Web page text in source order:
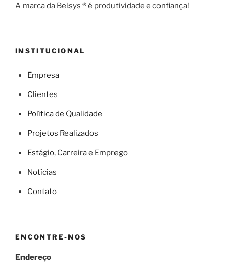
A marca da Belsys ® é produtividade e confiança!
INSTITUCIONAL
Empresa
Clientes
Política de Qualidade
Projetos Realizados
Estágio, Carreira e Emprego
Notícias
Contato
ENCONTRE-NOS
Endereço